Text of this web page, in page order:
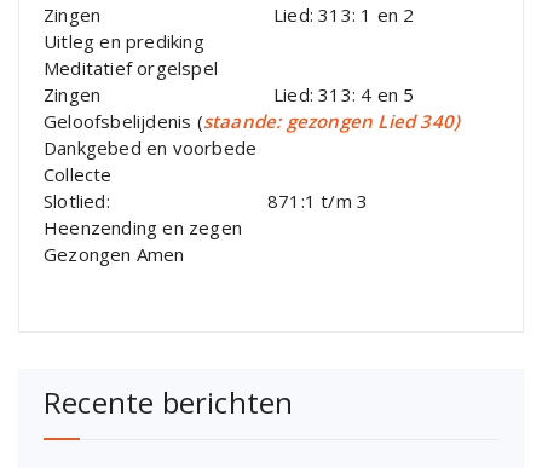
Zingen Lied: 313: 1 en 2
Uitleg en prediking
Meditatief orgelspel
Zingen Lied: 313: 4 en 5
Geloofsbelijdenis (staande: gezongen Lied 340)
Dankgebed en voorbede
Collecte
Slotlied: 871:1 t/m 3
Heenzending en zegen
Gezongen Amen
Recente berichten